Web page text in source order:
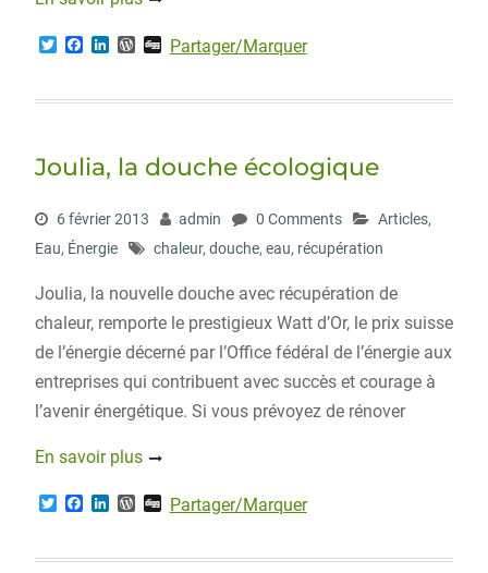
T
t
F
e
k
L
k
W
d
s
D
g
Partager/Marquer
Joulia, la douche écologique
6 février 2013 admin 0 Comments Articles,
Eau, Énergie chaleur, douche, eau, récupération
Joulia, la nouvelle douche avec récupération de
chaleur, remporte le prestigieux Watt d’Or, le prix suisse
de l’énergie décerné par l’Office fédéral de l’énergie aux
entreprises qui contribuent avec succès et courage à
l’avenir énergétique. Si vous prévoyez de rénover
En savoir plus
T
t
F
e
L
k
W
d
D
g
Partager/Marquer